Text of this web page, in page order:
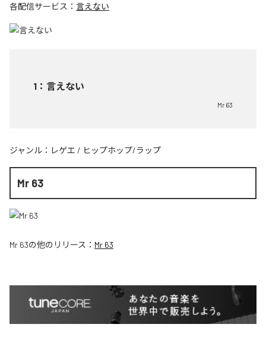
各配信サービス： 言えない
1 ： 言えない
Mr 63
ジャンル： レゲエ / ヒップホップ/ラップ
Mr 63
Mr 63の他のリリース： Mr 63